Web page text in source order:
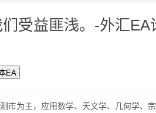
受益匪浅。-外汇EA
市为主，应用数学、天文学、几何学、